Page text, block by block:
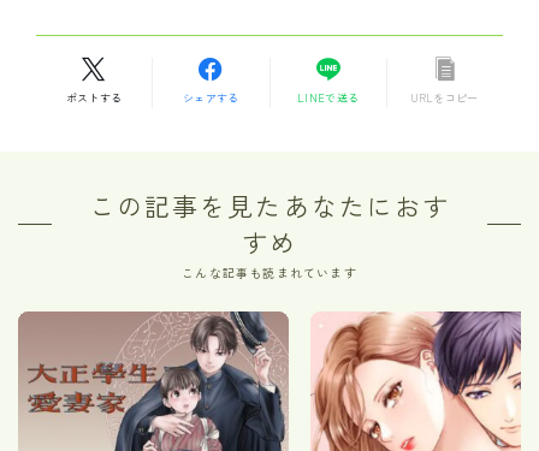
ポストする シェアする LINEで送る URLをコピー
この記事を見たあなたにおす
すめ
こんな記事も読まれています